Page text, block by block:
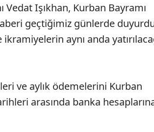
Vedat Işıkhan, Kurban Bayramı
geçtiğimiz günlerde
aynı anda
ve aylık ödemelerini Kurban
arasında banka